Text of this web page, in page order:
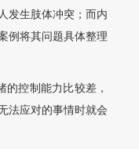
发生肢体冲突；而内
例将其问题具体整理
的控制能力比较差，
法应对的事情时就会